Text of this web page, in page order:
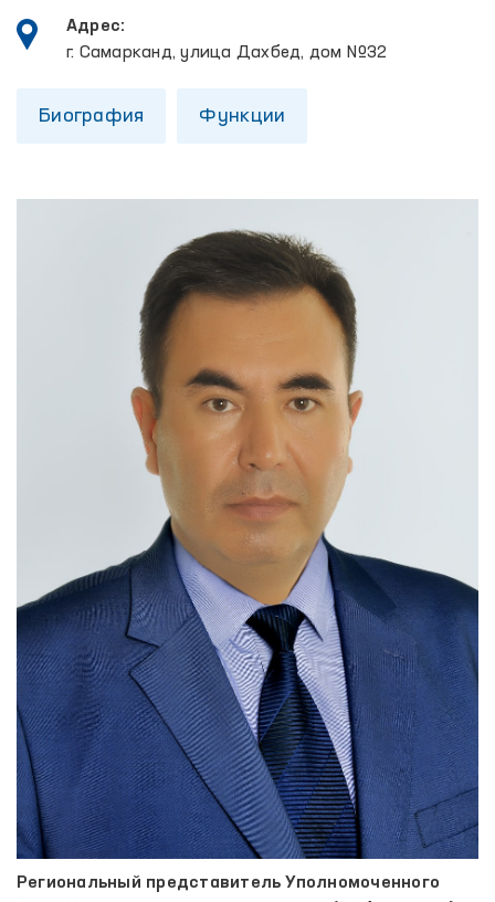
Адрес:
г. Самарканд, улица Дахбед, дом №32
Биография Функции
Региональный представитель Уполномоченного